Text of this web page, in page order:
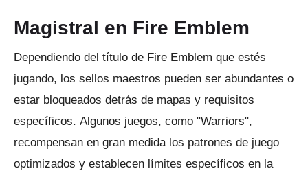
Magistral en Fire Emblem
Dependiendo del título de Fire Emblem que estés
jugando, los sellos maestros pueden ser abundantes o
estar bloqueados detrás de mapas y requisitos
específicos. Algunos juegos, como "Warriors",
recompensan en gran medida los patrones de juego
optimizados y establecen límites específicos en la